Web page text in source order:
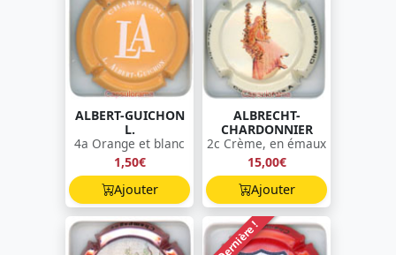
ALBERT-GUICHON
L.
4a Orange et blanc
1,50€
Ajouter
ALBRECHT-
CHARDONNIER
2c Crème, en émaux
15,00€
Ajouter
Dernière !